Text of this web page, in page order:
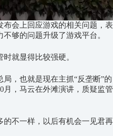
布会上回应游戏的相关问题，表
够的问题升级了游戏平台。
就显得比较强硬。
，也就是现在主抓“反垄断”的
月，马云在外滩演讲，质疑监管
的不一样，以后有机会一见君再